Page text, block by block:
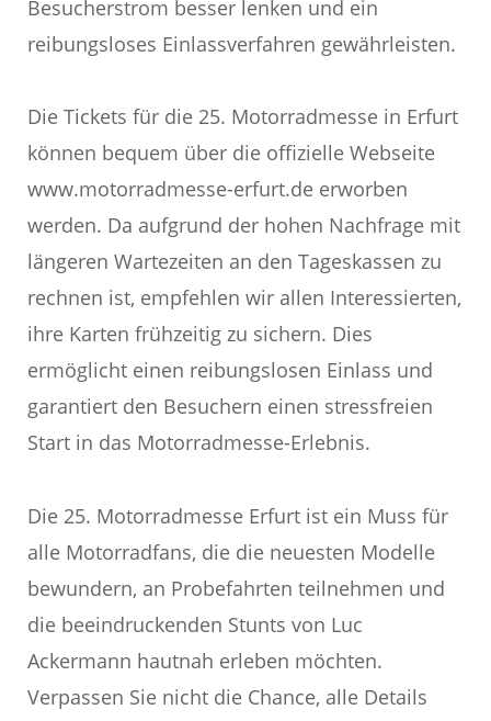
Besucherstrom besser lenken und ein
reibungsloses Einlassverfahren gewährleisten.
Die Tickets für die 25. Motorradmesse in Erfurt
können bequem über die offizielle Webseite
www.motorradmesse-erfurt.de erworben
werden. Da aufgrund der hohen Nachfrage mit
längeren Wartezeiten an den Tageskassen zu
rechnen ist, empfehlen wir allen Interessierten,
ihre Karten frühzeitig zu sichern. Dies
ermöglicht einen reibungslosen Einlass und
garantiert den Besuchern einen stressfreien
Start in das Motorradmesse-Erlebnis.
Die 25. Motorradmesse Erfurt ist ein Muss für
alle Motorradfans, die die neuesten Modelle
bewundern, an Probefahrten teilnehmen und
die beeindruckenden Stunts von Luc
Ackermann hautnah erleben möchten.
Verpassen Sie nicht die Chance, alle Details